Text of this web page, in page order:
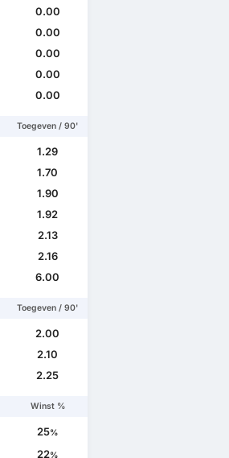
0.00
0.00
0.00
0.00
0.00
Toegeven / 90'
1.29
1.70
1.90
1.92
2.13
2.16
6.00
Toegeven / 90'
2.00
2.10
2.25
Winst %
25%
22%